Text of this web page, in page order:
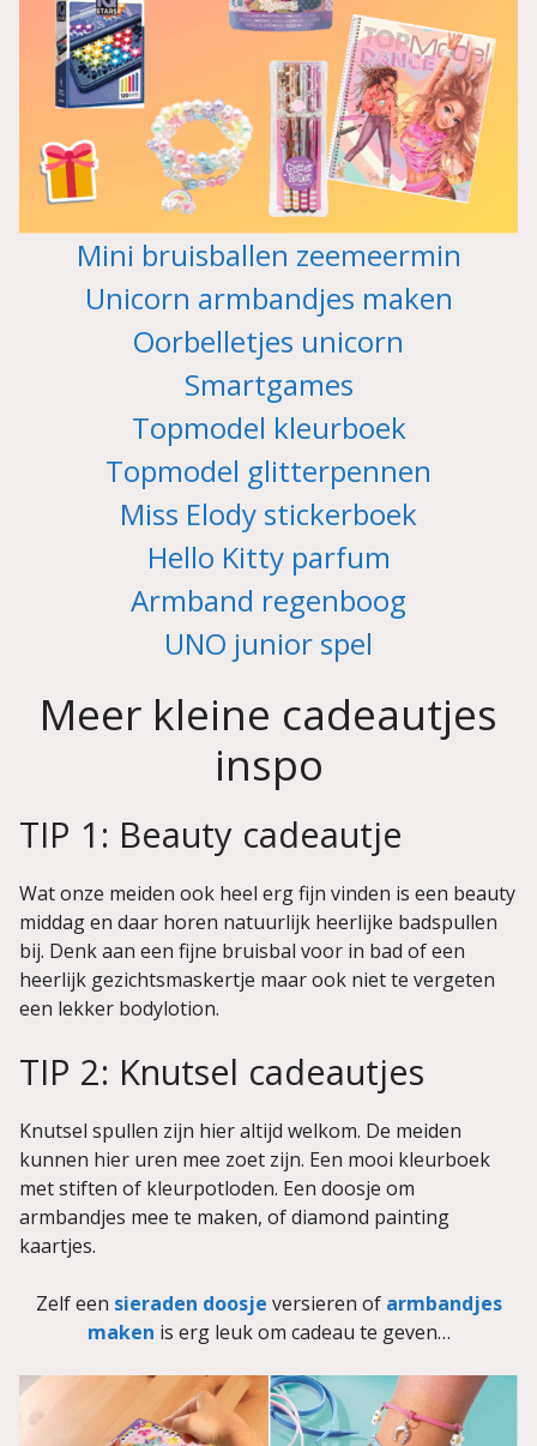
Mini bruisballen zeemeermin
Unicorn armbandjes maken
Oorbelletjes unicorn
Smartgames
Topmodel kleurboek
Topmodel glitterpennen
Miss Elody stickerboek
Hello Kitty parfum
Armband regenboog
UNO junior spel
Meer kleine cadeautjes
inspo
TIP 1: Beauty cadeautje
Wat onze meiden ook heel erg fijn vinden is een beauty
middag en daar horen natuurlijk heerlijke badspullen
bij. Denk aan een fijne bruisbal voor in bad of een
heerlijk gezichtsmaskertje maar ook niet te vergeten
een lekker bodylotion.
TIP 2: Knutsel cadeautjes
Knutsel spullen zijn hier altijd welkom. De meiden
kunnen hier uren mee zoet zijn. Een mooi kleurboek
met stiften of kleurpotloden. Een doosje om
armbandjes mee te maken, of diamond painting
kaartjes.
Zelf een sieraden doosje versieren of armbandjes
maken is erg leuk om cadeau te geven…